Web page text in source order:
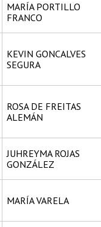
MARÍA PORTILLO
FRANCO
KEVIN GONCALVES
SEGURA
ROSA DE FREITAS
ALEMÁN
JUHREYMA ROJAS
GONZÁLEZ
MARÍA VARELA